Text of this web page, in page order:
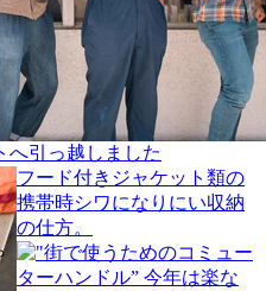
へ引っ越しました
フード付きジャケット類の
携帯時シワになりにい収納
の仕方。
"街で使うためのコミュー
ターハンドル” 今年は楽な